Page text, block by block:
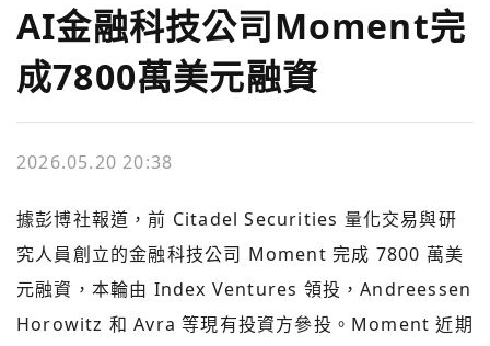
AI金融科技公司Moment完
成7800萬美元融資
2026.05.20 20:38
據彭博社報道，前 Citadel Securities 量化交易與研
究人員創立的金融科技公司 Moment 完成 7800 萬美
元融資，本輪由 Index Ventures 領投，Andreessen
Horowitz 和 Avra 等現有投資方參投。Moment 近期